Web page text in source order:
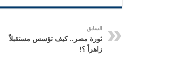
السابق
ثورة مصر.. كيف تؤسس مستقبلاً
زاهراً ؟!